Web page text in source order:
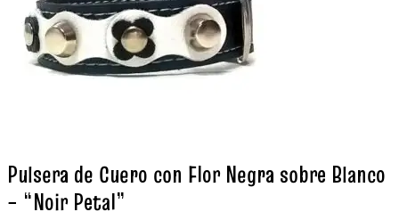
Pulsera de Cuero con Flor Negra sobre Blanco
– “Noir Petal”